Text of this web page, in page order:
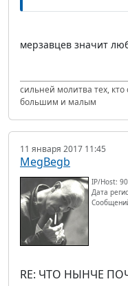
мерзавцев значит
сильней молитва тех,
большим и малым
11 января 2017 11:45
MegBegb
IP/Host:
Дата
RE: ЧТО НЫНЧЕ